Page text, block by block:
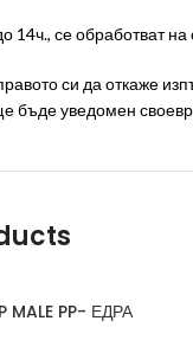
14ч., се обработват
си да откаже
бъде уведомен
MALE PP- ЕДРА